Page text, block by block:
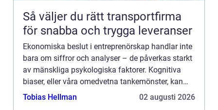
Så väljer du rätt transportfirma
för snabba och trygga leveranser
Ekonomiska beslut i entreprenörskap handlar inte
bara om siffror och analyser – de påverkas starkt
av mänskliga psykologiska faktorer. Kognitiva
biaser, eller våra omedvetna tankemönster, kan
leda till överoptimi...
Tobias Hellman 02 augusti 2026